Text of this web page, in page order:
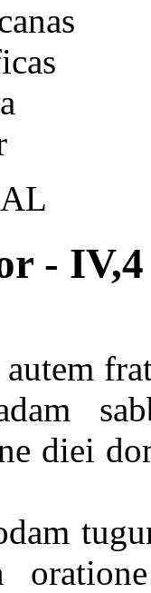
- IV,4
diei